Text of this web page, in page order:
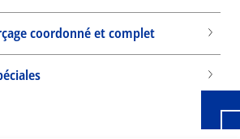
coordonné et complet